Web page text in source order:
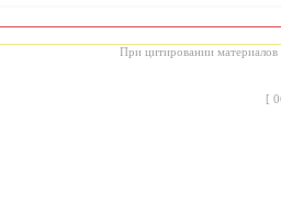
При цитировании материалов
[